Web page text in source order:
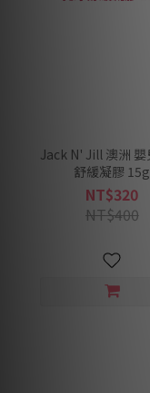
Jack N' Jill 澳洲 嬰
舒緩凝膠 15g
NT$320
NT$400